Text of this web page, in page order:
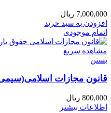
7,000,000 ریال
افزودن به سبد خرید
اتمام موجودی
مشاهده سریع
بستن
قانون مجازات
800,000 ریال
اطلاعات بیشتر